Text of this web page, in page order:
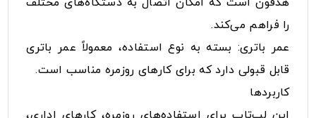
را فراهم می‌کند.
عمر باتری: بسته به نوع استفاده، معمولاً عمر باتری
قابل قبولی دارد که برای کارهای روزمره مناسب است.
کاربردها
این لپ‌تاپ برای استفاده‌های روزمره، کارهای اداری،